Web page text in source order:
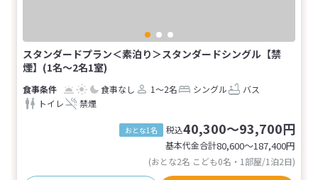
スタンダードプラン＜素泊り＞スタンダードシングル【禁
煙】(1名～2名1室)
食事なし 1～2名 シングル
バス
トイレ
禁煙
おとな1名 税込40,300～93,700円
基本代金合計80,600〜187,400円
(おとな2名 こども0名・1部屋/1泊2日)